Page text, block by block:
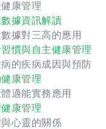
康管理
據資訊解讀
據對三高的應用
慣與自主健康管理
的疾病成因與預防
康管理
適能實務應用
康管理
心靈的關係